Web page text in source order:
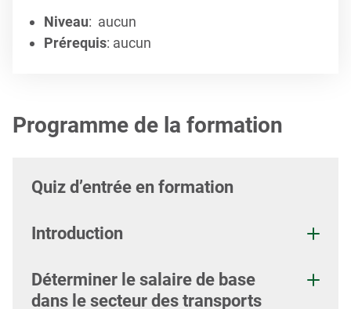
Niveau: aucun
Prérequis: aucun
Programme de la formation
Quiz d’entrée en formation
Introduction
Déterminer le salaire de base
dans le secteur des transports